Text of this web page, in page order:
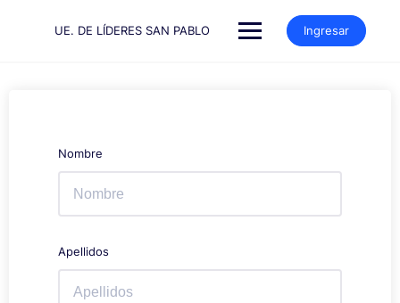
UE. DE LÍDERES SAN PABLO Ingresar
Nombre
Apellidos